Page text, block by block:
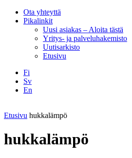
Ota yhteyttä
Pikalinkit
Uusi asiakas – Aloita tästä
Yritys- ja palveluhakemisto
Uutisarkisto
Etusivu
Fi
Sv
En
Etusivu hukkalämpö
hukkalämpö